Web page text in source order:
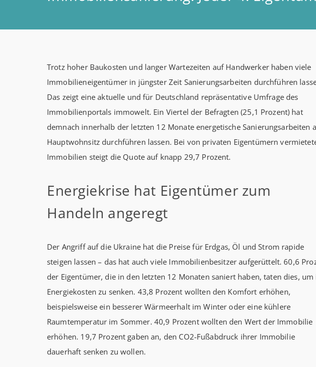
Trotz hoher Baukosten und langer Wartezeiten auf Handwerker haben viele
Immobilieneigentümer in jüngster Zeit Sanierungsarbeiten durchführen
Das zeigt eine aktuelle und für Deutschland repräsentative Umfrage des
Immobilienportals immowelt. Ein Viertel der Befragten (25,1 Prozent) hat
demnach innerhalb der letzten 12 Monate energetische Sanierungsarbeiten
Hauptwohnsitz durchführen lassen. Bei von privaten Eigentümern
Immobilien steigt die Quote auf knapp 29,7 Prozent.
Energiekrise hat Eigentümer zum
Handeln angeregt
Der Angriff auf die Ukraine hat die Preise für Erdgas, Öl und Strom rapide
steigen lassen – das hat auch viele Immobilienbesitzer aufgerüttelt. 60,6
der Eigentümer, die in den letzten 12 Monaten saniert haben, taten dies, um
Energiekosten zu senken. 43,8 Prozent wollten den Komfort erhöhen,
beispielsweise ein besserer Wärmeerhalt im Winter oder eine kühlere
Raumtemperatur im Sommer. 40,9 Prozent wollten den Wert der Immobilie
erhöhen. 19,7 Prozent gaben an, den CO2-Fußabdruck ihrer Immobilie
dauerhaft senken zu wollen.